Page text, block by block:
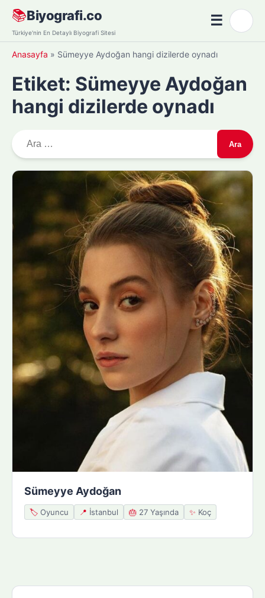
Skip
content
📚Biyografi.co
Türkiye'nin En Detaylı Biyografi Sitesi
☰Menü
Anasayfa » Sümeyye Aydoğan hangi dizilerde oynadı
Etiket: Sümeyye Aydoğan
hangi dizilerde oynadı
r
Sümeyye Aydoğan
🏷️ Oyuncu 📍 İstanbul 🎂 27 Yaşında ✨ Koç